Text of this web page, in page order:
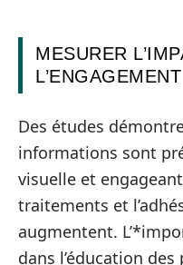
MESURER
Des études
informations sont
visuelle et
traitements et
augmentent.
dans l’éducation